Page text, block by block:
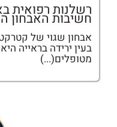
רשלנות רפואית
חשיבות האבחון
אבחון שגוי של
בעין ירידה בראייה
מטופלים(...)